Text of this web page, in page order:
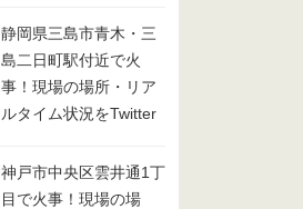
静岡県三島市青木・三
島二日町駅付近で火
事！現場の場所・リア
ルタイム状況をTwitter
神戸市中央区雲井通1丁
目で火事！現場の場